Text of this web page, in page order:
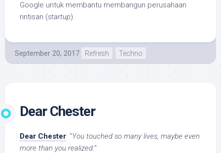
Google untuk membantu membangun perusahaan
rintisan (startup).
September 20, 2017 Refresh Techno
Dear Chester
Dear Chester: “You touched so many lives, maybe even
more than you realized.“